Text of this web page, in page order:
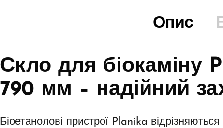
Опис
Скло для біокаміну
790 мм – надійний
Біоетанолові пристрої Planika